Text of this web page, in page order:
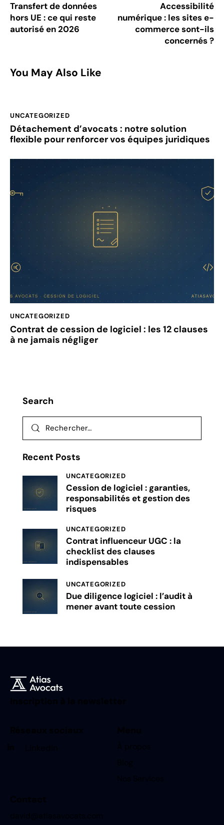
Transfert de données
hors UE : ce qui reste
autorisé en 2026
Accessibilité
numérique : les sites e-
commerce sont-ils
concernés ?
You May Also Like
UNCATEGORIZED
Détachement d’avocats : notre solution
flexible pour renforcer vos équipes juridiques
UNCATEGORIZED
Contrat de cession de logiciel : les 12 clauses
à ne jamais négliger
Search
Recent Posts
UNCATEGORIZED
Cession de logiciel : garanties,
responsabilités et gestion des
risques
UNCATEGORIZED
Contrat influenceur UGC : la
checklist des clauses
indispensables
UNCATEGORIZED
Due diligence logiciel : l’audit à
mener avant toute cession